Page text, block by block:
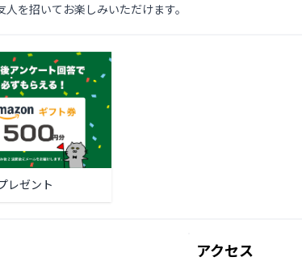
を招いてお楽しみいただけます。
レゼント
アクセス